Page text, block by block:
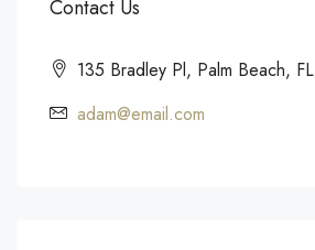
Contact Us
135 Bradley Pl, Palm Beach, FL
adam@email.com